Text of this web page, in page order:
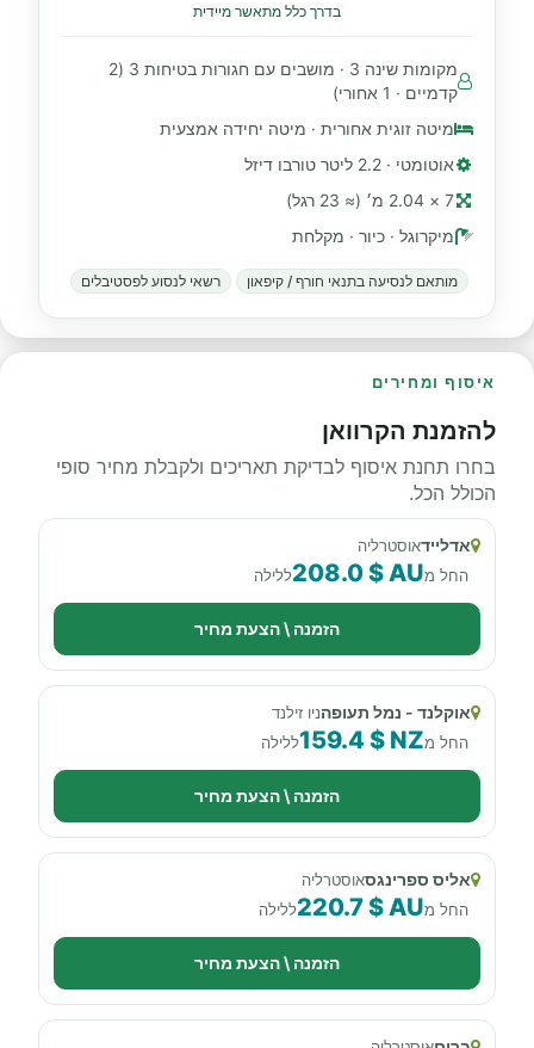
בדרך כלל מתאשר מיידית
מקומות שינה 3 · מושבים עם חגורות בטיחות 3 (2
קדמיים · 1 אחורי)
מיטה זוגית אחורית · מיטה יחידה אמצעית
אוטומטי · 2.2 ליטר טורבו דיזל
7 × 2.04 מ׳ (≈ 23 רגל)
מיקרוגל · כיור · מקלחת
מותאם לנסיעה בתנאי חורף / קיפאון רשאי לנסוע לפסטיבלים
איסוף ומחירים
להזמנת הקרוואן
בחרו תחנת איסוף לבדיקת תאריכים ולקבלת מחיר סופי
הכולל הכל.
אדליידאוסטרליה
החל מ208.0 $ AUללילה
הזמנה \ הצעת מחיר
אוקלנד - נמל תעופהניו זילנד
החל מ159.4 $ NZללילה
הזמנה \ הצעת מחיר
אליס ספרינגסאוסטרליה
החל מ220.7 $ AUללילה
הזמנה \ הצעת מחיר